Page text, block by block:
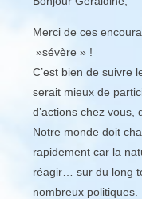
Merci de ces
»sévère » !
C’est bien de suivre
serait mieux de
d’actions chez
Notre monde doit
rapidement car la
réagir… sur du long
nombreux politiques.